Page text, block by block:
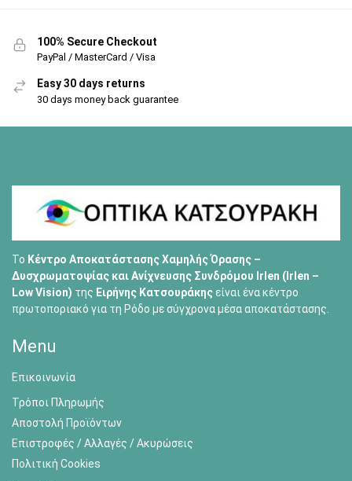
100% Secure Checkout
PayPal / MasterCard / Visa
Easy 30 days returns
30 days money back guarantee
Το Κέντρο Αποκατάστασης Χαμηλής Όρασης –
Δυσχρωματοψίας και Ανίχνευσης Συνδρόμου Irlen (Irlen –
Low Vision) της Ειρήνης Κατσουράκηςείναι ένα κέντρο
πρωτοποριακό για τη Ρόδο με σύγχρονα μέσα αποκατάστασης.
Menu
Επικοινωνία
Τρόποι Πληρωμής
Αποστολή Προϊόντων
Επιστροφές / Αλλαγές / Ακυρώσεις
Πολιτική Cookies